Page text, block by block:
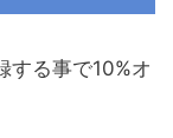
する事で10%オ